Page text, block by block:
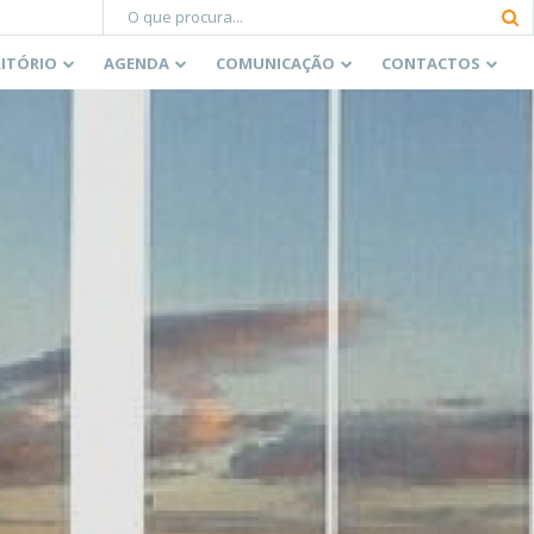
AGENDA COMUNICAÇÃO CONTACTOS